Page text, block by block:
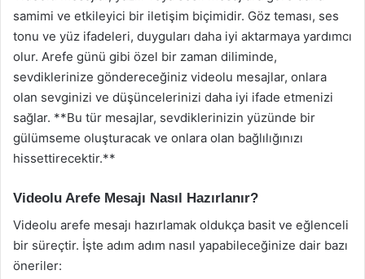
samimi ve etkileyici bir iletişim biçimidir. Göz teması, ses
tonu ve yüz ifadeleri, duyguları daha iyi aktarmaya yardımcı
olur. Arefe günü gibi özel bir zaman diliminde,
sevdiklerinize göndereceğiniz videolu mesajlar, onlara
olan sevginizi ve düşüncelerinizi daha iyi ifade etmenizi
sağlar. **Bu tür mesajlar, sevdiklerinizin yüzünde bir
gülümseme oluşturacak ve onlara olan bağlılığınızı
hissettirecektir.**
Videolu Arefe Mesajı Nasıl Hazırlanır?
Videolu arefe mesajı hazırlamak oldukça basit ve eğlenceli
bir süreçtir. İşte adım adım nasıl yapabileceğinize dair bazı
öneriler: